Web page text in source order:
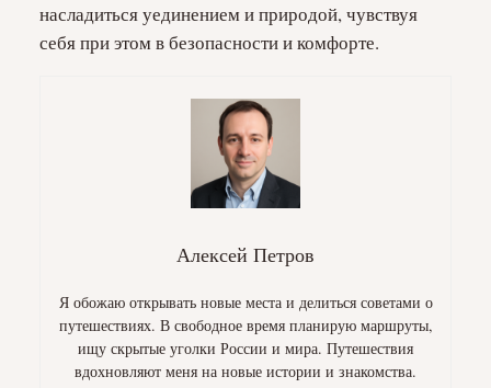
насладиться уединением и природой, чувствуя
себя при этом в безопасности и комфорте.
Алексей Петров
Я обожаю открывать новые места и делиться советами о
путешествиях. В свободное время планирую маршруты,
ищу скрытые уголки России и мира. Путешествия
вдохновляют меня на новые истории и знакомства.